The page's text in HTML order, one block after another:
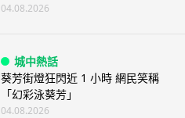
04.08.2026
城中熱話
葵芳街燈狂閃近 1 小時 網民笑稱
「幻彩泳葵芳」
04.08.2026